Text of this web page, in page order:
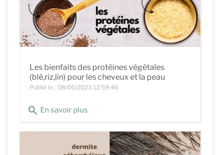
Les bienfaits des protéines végétales
(blé,riz,lin) pour les cheveux et la peau
Publié le : 08/05/2023 12:59:46
search En savoir plus